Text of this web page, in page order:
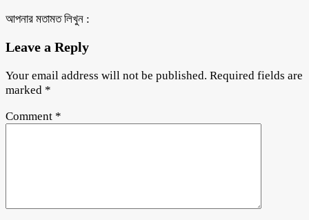
আপনার মতামত লিখুন :
Leave a Reply
Your email address will not be published. Required fields are
marked *
Comment *